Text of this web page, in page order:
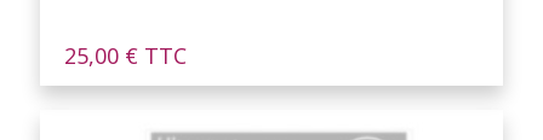
25,00 € TTC